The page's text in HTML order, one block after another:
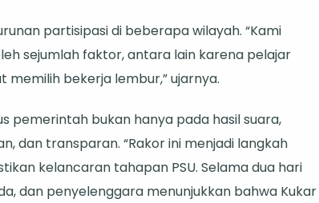
partisipasi di beberapa wilayah. “Kami
sejumlah faktor, antara lain karena pelajar
bekerja lembur,” ujarnya.
pemerintah bukan hanya pada hasil suara,
dan transparan. “Rakor ini menjadi langkah
kelancaran tahapan PSU. Selama dua hari
dan penyelenggara menunjukkan bahwa Kukar